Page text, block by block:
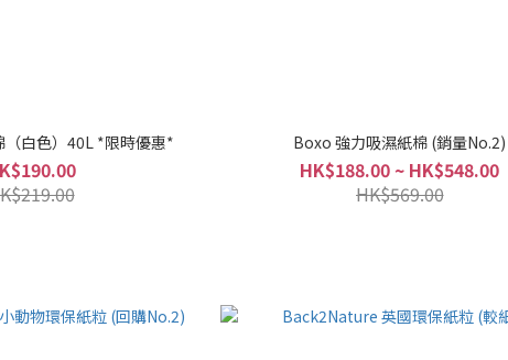
白色）40L *限時優惠* Boxo 強力吸濕紙棉 (銷量No.2)
HK$188.00 ~ HK$548.00
HK$569.00